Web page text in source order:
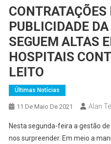
CONTRATAÇÕES
PUBLICIDADE
SEGUEM ALTAS
HOSPITAIS
LEITO
Últimas Notícias
11 De Maio De 2021 Alan
Nesta segunda-feira a gestão
nos surpreender. Em meio a